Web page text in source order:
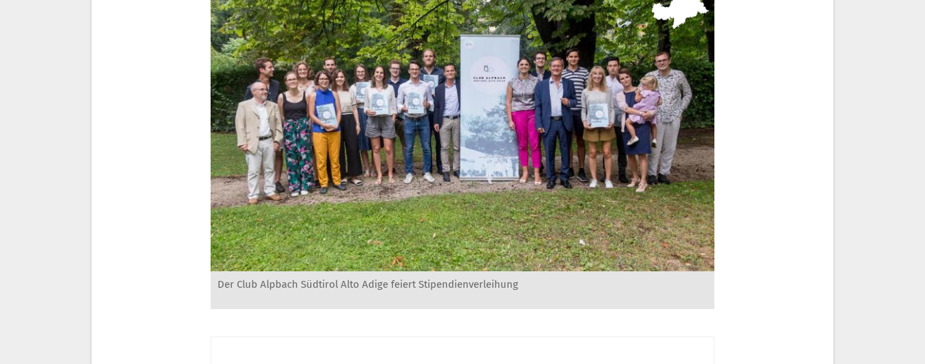
Der Club Alpbach Südtirol Alto Adige feiert Stipendienverleihung